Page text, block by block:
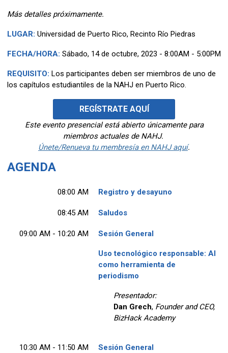
Más detalles próximamente.
LUGAR: Universidad de Puerto Rico, Recinto Río Piedras
FECHA/HORA: Sábado, 14 de octubre, 2023 - 8:00AM - 5:00PM
REQUISITO: Los participantes deben ser miembros de uno de
los capítulos estudiantiles de la NAHJ en Puerto Rico.
REGÍSTRATE AQUÍ
Este evento presencialestá abierto únicamente para
miembros actuales de NAHJ.
Únete/Renueva tu membresía en NAHJ aquí.
AGENDA
08:00 AM Registro y desayuno
08:45 AM Saludos
09:00 AM - 10:20 AM Sesión General
Uso tecnológico responsable: AI
como herramienta de
periodismo
Presentador:
Dan Grech, Founder and CEO,
BizHack Academy
10:30 AM - 11:50 AM Sesión General